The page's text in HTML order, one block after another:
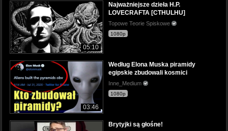
05:10
Najważniejsze dzieła H.P.
LOVECRAFTA [CTHULHU]
Topowe Teorie Spiskowe
1080p
03:46
Według Elona Muska piramidy
egipskie zbudowali kosmici
Inne_Medium
1080p
Brytyjki są głośne!